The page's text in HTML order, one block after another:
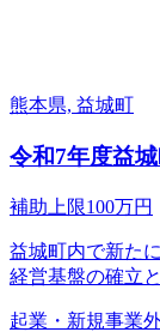
熊本県, 益城町
令和7年度益
補助上限100万円
益城町内で新た
経営基盤の確立
起業・新規事業